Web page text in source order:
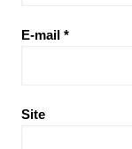
E-mail *
Site